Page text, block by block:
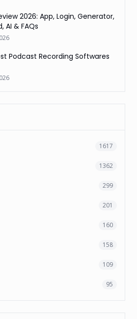
2026: App, Login, Generator,
AI & FAQs
Podcast Recording Softwares
1617
1362
299
201
160
158
109
95